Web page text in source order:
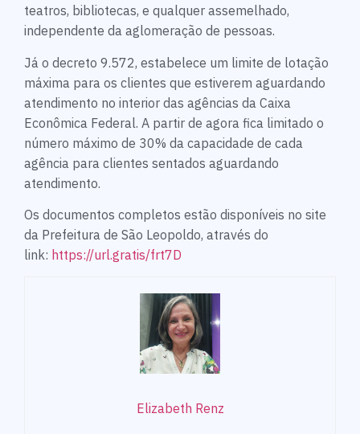
teatros, bibliotecas, e qualquer assemelhado,
independente da aglomeração de pessoas.
Já o decreto 9.572, estabelece um limite de lotação
máxima para os clientes que estiverem aguardando
atendimento no interior das agências da Caixa
Econômica Federal. A partir de agora fica limitado o
número máximo de 30% da capacidade de cada
agência para clientes sentados aguardando
atendimento.
Os documentos completos estão disponíveis no site
da Prefeitura de São Leopoldo, através do
link: https://url.gratis/frt7D
Elizabeth Renz